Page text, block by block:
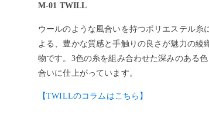
M-01 TWILL
ウールのような風合いを持つポリエステル糸
よる、豊かな質感と手触りの良さが魅力の綾
物です。3色の糸を組み合わせた深みのある色
合いに仕上がっています。
【TWILLのコラムはこちら】